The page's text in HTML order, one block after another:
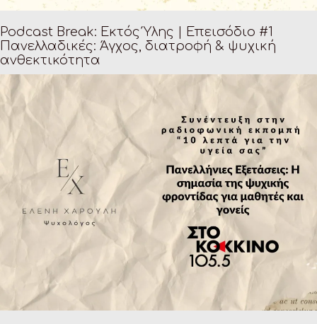
Podcast Break: Εκτός Ύλης | Επεισόδιο #1
Πανελλαδικές: Άγχος, διατροφή & ψυχική
ανθεκτικότητα